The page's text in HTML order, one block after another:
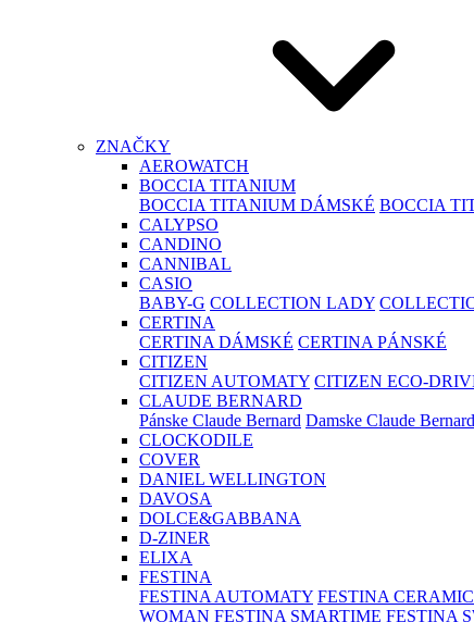
ZNAČKY
AEROWATCH
BOCCIA TITANIUM
BOCCIA TITANIUM DÁMSKÉ BOCCIA
CALYPSO
CANDINO
CANNIBAL
CASIO
BABY-G COLLECTION LADY
CERTINA
CERTINA DÁMSKÉ CERTINA PÁNSKÉ
CITIZEN
CITIZEN AUTOMATY CITIZEN ECO-
CLAUDE BERNARD
Pánske Claude Bernard Damske Claude Bernard
CLOCKODILE
COVER
DANIEL WELLINGTON
DAVOSA
DOLCE&GABBANA
D-ZINER
ELIXA
FESTINA
FESTINA AUTOMATY FESTINA CERAMIC
WOMAN FESTINA SMARTIME FESTINA